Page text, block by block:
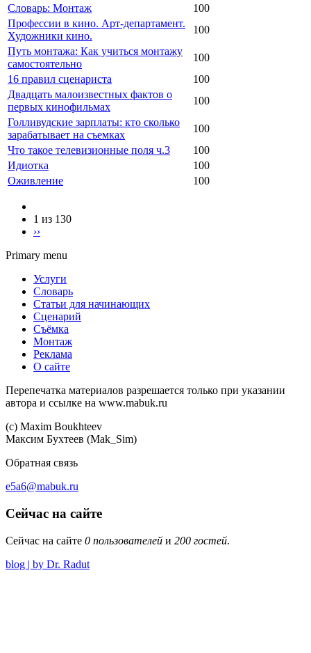
Словарь: Монтаж
100
Профессии в кино. Арт-департамент.
Художники кино.
100
Путь монтажа: Как учиться монтажу
самостоятельно
100
16 правил сценариста
100
Двадцать малоизвестных фактов о
первых кинофильмах
100
Голливудские зарплаты: кто сколько
зарабатывает на съемках
100
Что такое телевизионные поля ч.3
100
Идиотка
100
Оживление
100
1 из 130
››
Primary menu
Услуги
Словарь
Статьи для начинающих
Сценарий
Съёмка
Монтаж
Реклама
О сайте
Перепечатка материалов разрешается только при указании
автора и ссылке на www.mabuk.ru
(c) Maхim Boukhteev
Максим Бухтеев (Mak_Sim)
Обратная связь
e5a6@mabuk.ru
Сейчас на сайте
Сейчас на сайте 0 пользователей и 200 гостей.
blog | by Dr. Radut